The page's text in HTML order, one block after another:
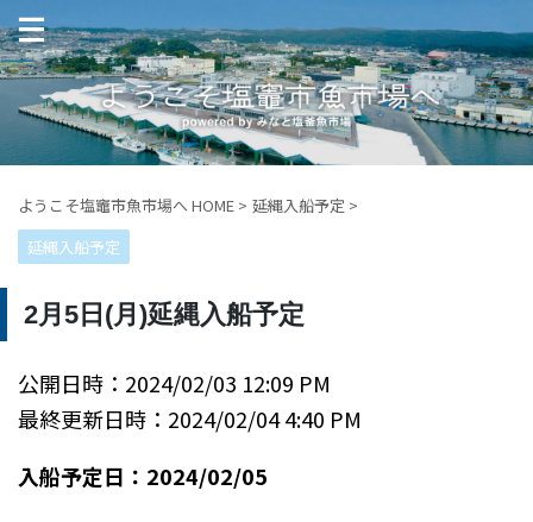
ようこそ塩竈市魚市場へ HOME > 延縄入船予定 >
延縄入船予定
2月5日(月)延縄入船予定
公開日時：2024/02/03 12:09 PM
最終更新日時：2024/02/04 4:40 PM
入船予定日：2024/02/05